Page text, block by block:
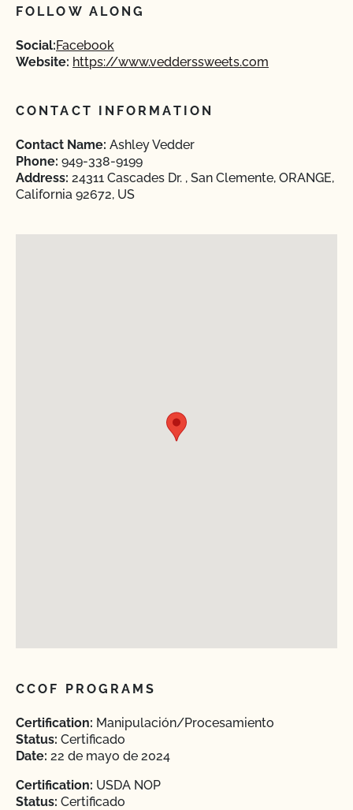
FOLLOW ALONG
Social:Facebook
Website: https://www.vedderssweets.com
CONTACT INFORMATION
Contact Name: Ashley Vedder
Phone: 949-338-9199
Address: 24311 Cascades Dr. , San Clemente, ORANGE,
California 92672, US
CCOF PROGRAMS
Certification: Manipulación/Procesamiento
Status: Certificado
Date: 22 de mayo de 2024
Certification: USDA NOP
Status: Certificado